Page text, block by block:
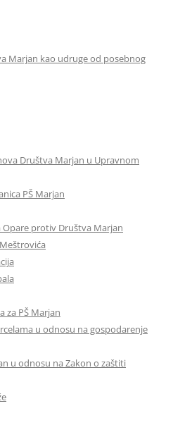
Marjan kao udruge od posebnog
Društva Marjan u Upravnom
PŠ Marjan
Opare protiv Društva Marjan
za PŠ Marjan
u odnosu na gospodarenje
u odnosu na Zakon o zaštiti